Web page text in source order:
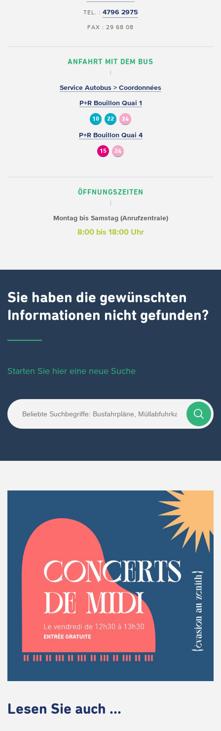
TEL. : 4796 2975
FAX : 29 68 08
ANFAHRT MIT DEM BUS
Service Autobus > Coordonnées
P+R Bouillon Quai 1
10 22 24
P+R Bouillon Quai 4
15 24
ÖFFNUNGSZEITEN
Montag bis Samstag (Anrufzentrale)
8:00 bis 18:00 Uhr
Sie haben die gewünschten
Informationen nicht gefunden?
Starten Sie hier eine neue Suche
Lesen Sie auch ...